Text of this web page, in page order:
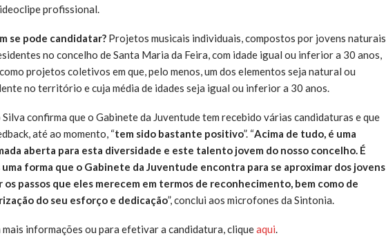
profissional.
se pode candidatar? Projetos musicais individuais, compostos por jovens naturais
no concelho de Santa Maria da Feira, com idade igual ou inferior a 30 anos,
projetos coletivos em que, pelo menos, um dos elementos seja natural ou
no território e cuja média de idades seja igual ou inferior a 30 anos.
Silva confirma que o Gabinete da Juventude tem recebido várias candidaturas e que
até ao momento, “tem sido bastante positivo”. “Acima de tudo, é uma
aberta para esta diversidade e este talento jovem do nosso concelho. É
uma forma que o Gabinete da Juventude encontra para se aproximar dos jovens
os passos que eles merecem em termos de reconhecimento, bem como de
do seu esforço e dedicação”, conclui aos microfones da Sintonia.
mais informações ou para efetivar a candidatura, cliqueaqui.